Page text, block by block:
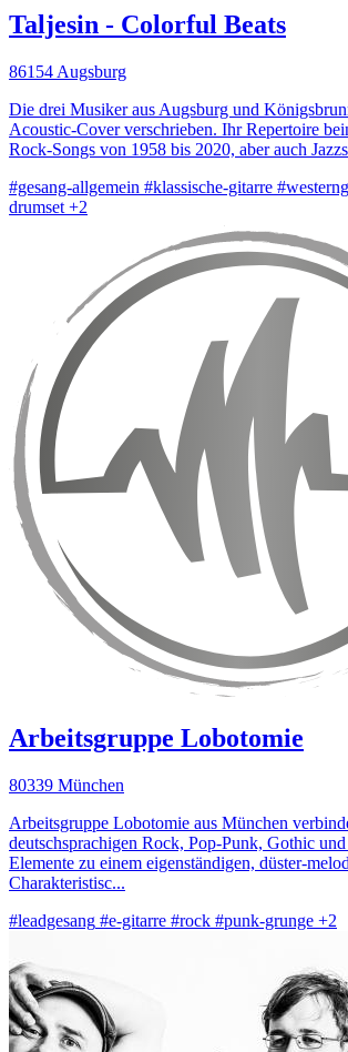
Taljesin - Colorful Beats
86154 Augsburg
Die drei Musiker aus Augsburg und
Acoustic-Cover verschrieben. Ihr Repertoire
Rock-Songs von 1958 bis 2020, aber auch
#gesang-allgemein #klassische-gitarre
drumset +2
Arbeitsgruppe Lobotomie
80339 München
Arbeitsgruppe Lobotomie aus München
deutschsprachigen Rock, Pop-Punk, Gothic
Elemente zu einem eigenständigen, düster-
Charakteristisc...
#leadgesang #e-gitarre #rock #punk-grunge +2